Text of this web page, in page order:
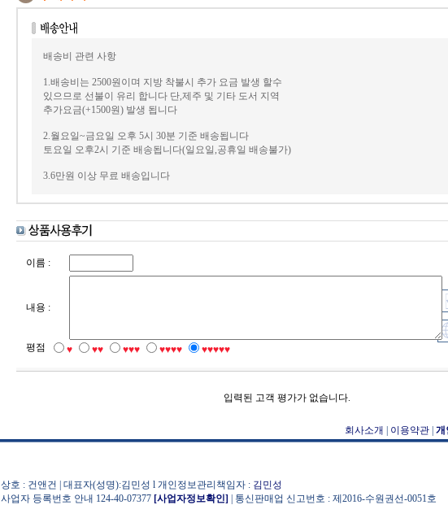
배송비 관련 사항
1.배송비는 2500원이며 지방 착불시 추가 요금 발생 할수
있으므로 선불이 유리 합니다 단,제주 및 기타 도서 지역
추가요금(+1500원) 발생 됩니다
2.월요일~금요일 오후 5시 30분 기준 배송됩니다
토요일 오후2시 기준 배송됩니다(일요일,공휴일 배송불가)
3.6만원 이상 무료 배송입니다
이름 :
내용 :
평점 ♥ ♥♥ ♥♥♥ ♥♥♥♥ ♥♥♥♥♥
입력된 고객 평가가 없습니다.
회사소개 이용약관 개
상호 : 건앤건 | 대표자(성명):김민성 l 개인정보관리책임자 : 김민성
사업자 등록번호 안내 124-40-07377 [사업자정보확인] | 통신판매업 신고번호 : 제2016-수원권선-0051호